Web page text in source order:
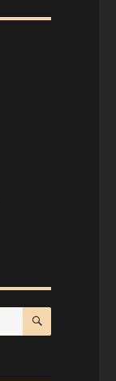
SUCHEN